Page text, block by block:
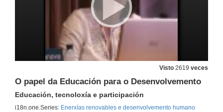
Visto 2619 veces
O papel da Educación para o Desenvolvemento
Educación, tecnoloxía e participación
i18n.one.Series: Enerxías renovables e desenvolvemento humano